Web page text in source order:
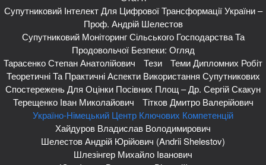
Супутниковий Інтелект Для Цифрової Трансформації України –
Проф. Андрій Шелестов
Супутниковий Моніторинг Сільського Господарства Та
Продовольчої Безпеки: Огляд
Тарасенко Степан Анатолійович
Тези
Теми Дипломних Робіт
Теоретичні Та Практичні Аспекти Використання Супутникових
Спостережень Для Оцінки Посівних Площ – Др. Сергій Скакун
Терещенко Іван Миколайович
Тітков Дмитро Валерійович
Україно-Німецький Центр Ключових Компетенцій
Хайдуров Владислав Володимирович
Шелестов Андрій Юрійович (Andrii Shelestov)
Шлезінгер Михайло Іванович